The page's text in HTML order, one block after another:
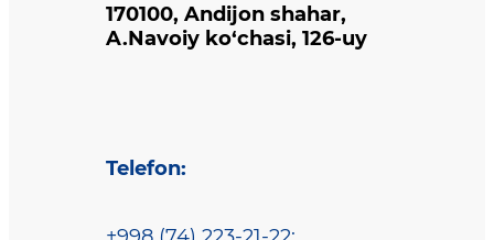
170100, Andijon shahar,
A.Navoiy ko‘chasi, 126-uy
Telefon: